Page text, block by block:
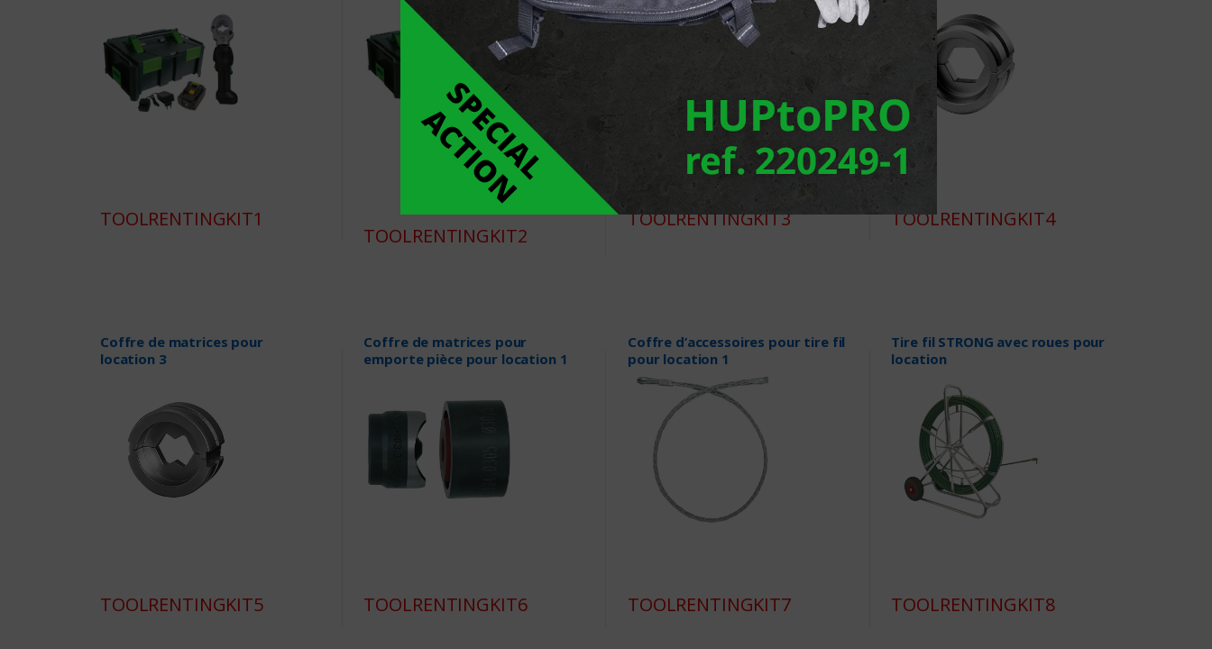
TOOLRENTINGKIT1
TOOLRENTINGKIT2
TOOLRENTINGKIT3 TOOLRENTINGKIT4
Coffre de matrices pour
location 3
TOOLRENTINGKIT5
Coffre de matrices pour
emporte pièce pour location 1
TOOLRENTINGKIT6
Coffre d’accessoires pour tire fil
pour location 1
TOOLRENTINGKIT7
Tire fil STRONG avec roues pour
location
TOOLRENTINGKIT8